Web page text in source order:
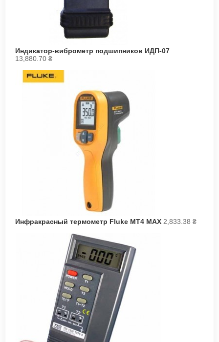
Индикатор-виброметр подшипников ИДП-07
13,880.70 ₴
Инфракрасный термометр Fluke MT4 MAX 2,833.38 ₴